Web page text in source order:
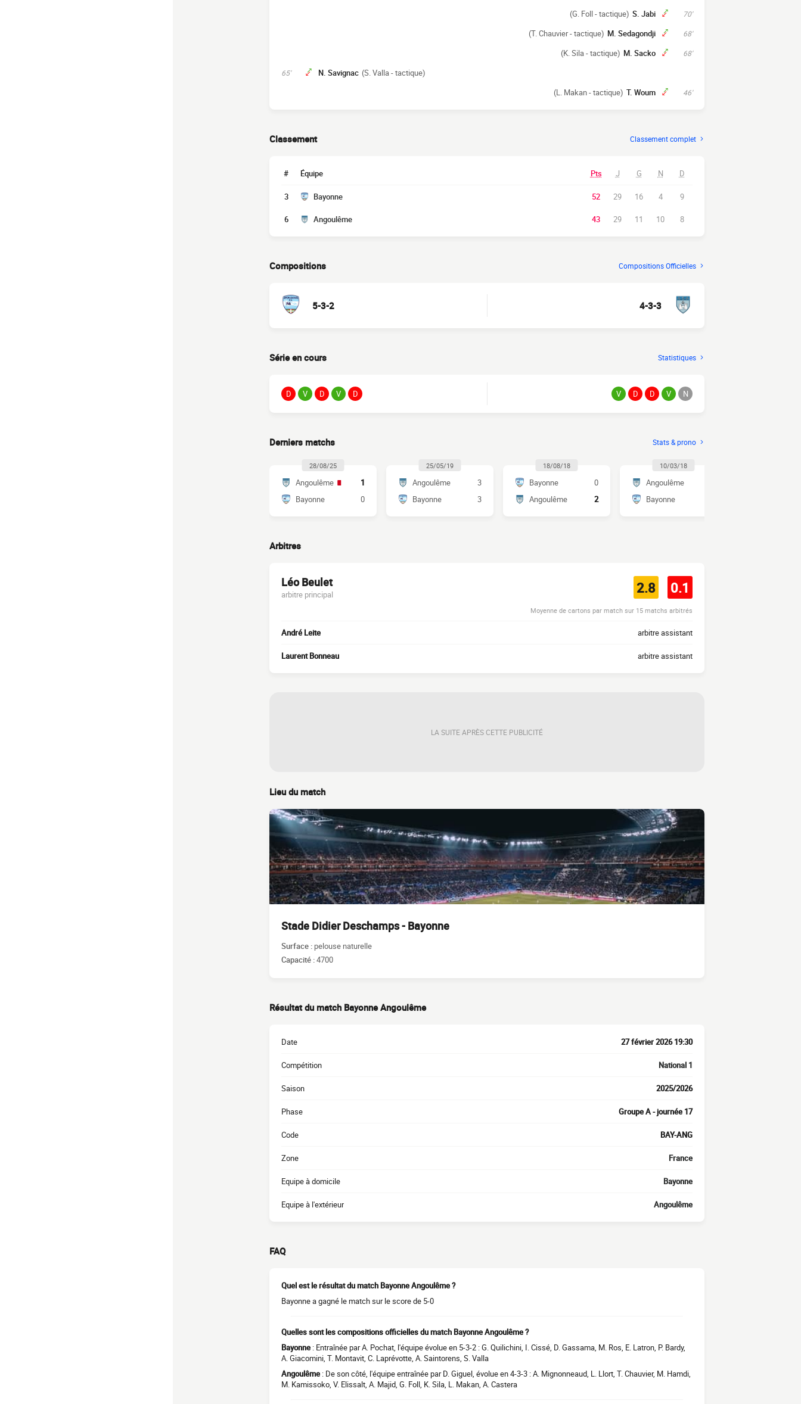
70'
S. Jabi
(G. Foll - tactique)
68'
M. Sedagondji
(T. Chauvier - tactique)
68'
M. Sacko
(K. Sila - tactique)
65' N. Savignac (S. Valla - tactique)
46'
T. Woum
(L. Makan - tactique)
Classement Classement complet
# Équipe Pts J G N D
3 Bayonne 52 29 16 4 9
6 Angoulême 43 29 11 10 8
Compositions Compositions Officielles
5-3-2 4-3-3
Série en cours Statistiques
D V D V D V D D V N
Derniers matchs Stats & prono
28/08/25
Angoulême
1
Bayonne
0
25/05/19
Angoulême
3
Bayonne
3
18/08/18
Bayonne
0
Angoulême
2
10/03/18
Angoulême
Bayonne
Arbitres
Léo Beulet
arbitre principal 2.8 0.1
Moyenne de cartons par match sur 15 matchs arbitrés
André Leite arbitre assistant
Laurent Bonneau arbitre assistant
LA SUITE APRÈS CETTE PUBLICITÉ
Lieu du match
Stade Didier Deschamps - Bayonne
Surface : pelouse naturelle
Capacité :4700
Résultat du match Bayonne Angoulême
Date 27 février 2026 19:30
Compétition National 1
Saison 2025/2026
Phase Groupe A - journée 17
Code BAY-ANG
Zone France
Equipe à domicile Bayonne
Equipe à l'extérieur Angoulême
FAQ
Quel est le résultat du match Bayonne Angoulême ?
Bayonne a gagné le match sur le score de 5-0
Quelles sont les compositions officielles du match Bayonne Angoulême ?
Bayonne : Entraînée par A. Pochat, l'équipe évolue en 5-3-2 : G. Quilichini, I. Cissé, D. Gassama, M. Ros, E. Latron, P. Bardy,
A. Giacomini, T. Montavit, C. Laprévotte, A. Saintorens, S. Valla
Angoulême : De son côté, l'équipe entraînée par D. Giguel, évolue en 4-3-3 : A. Mignonneaud, L. Llort, T. Chauvier, M. Hamdi,
M. Kamissoko, V. Elissalt, A. Majid, G. Foll, K. Sila, L. Makan, A. Castera